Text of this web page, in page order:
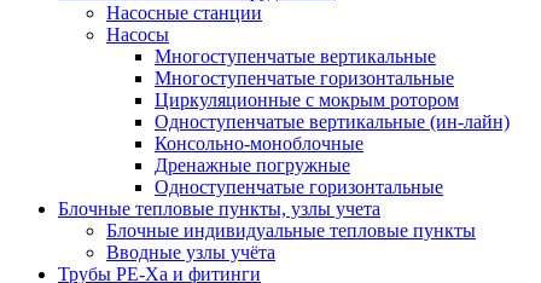
Насосные станции
Насосы
Многоступенчатые вертикальные
Многоступенчатые горизонтальные
Циркуляционные с мокрым ротором
Одноступенчатые вертикальные (ин-лайн)
Консольно-моноблочные
Дренажные погружные
Одноступенчатые горизонтальные
Блочные тепловые пункты, узлы учета
Блочные индивидуальные тепловые пункты
Вводные узлы учёта
Трубы РЕ-Ха и фитинги